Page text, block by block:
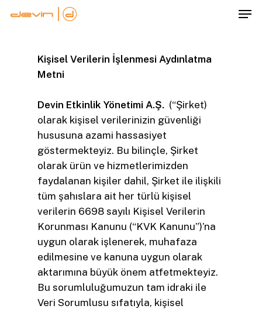
Kişisel Verilerin İşlenmesi Aydınlatma
Metni
Devin Etkinlik Yönetimi A.Ş. (“Şirket)
olarak kişisel verilerinizin güvenliği
hususuna azami hassasiyet
göstermekteyiz. Bu bilinçle, Şirket
olarak ürün ve hizmetlerimizden
faydalanan kişiler dahil, Şirket ile ilişkili
tüm şahıslara ait her türlü kişisel
verilerin 6698 sayılı Kişisel Verilerin
Korunması Kanunu (“KVK Kanunu”)’na
uygun olarak işlenerek, muhafaza
edilmesine ve kanuna uygun olarak
aktarımına büyük önem atfetmekteyiz.
Bu sorumluluğumuzun tam idraki ile
Veri Sorumlusu sıfatıyla, kişisel